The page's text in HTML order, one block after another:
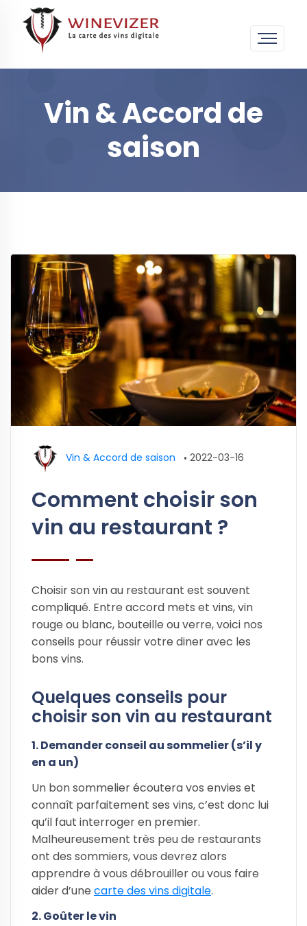
Vin & Accord de
saison
Vin & Accord de saison • 2022-03-16
Comment choisir son
vin au restaurant ?
Choisir son vin au restaurant est souvent
compliqué. Entre accord mets et vins, vin
rouge ou blanc, bouteille ou verre, voici nos
conseils pour réussir votre diner avec les
bons vins.
Quelques conseils pour
choisir son vin au restaurant
1. Demander conseil au sommelier (s’il y
en a un)
Un bon sommelier écoutera vos envies et
connaît parfaitement ses vins, c’est donc lui
qu’il faut interroger en premier.
Malheureusement très peu de restaurants
ont des sommiers, vous devrez alors
apprendre à vous débrouiller ou vous faire
aider d’une carte des vins digitale.
2. Goûter le vin